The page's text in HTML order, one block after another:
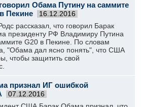
Обама Путину на саммите
Пекине
16.12.2016
рассказал, что говорил Барак
президенту РФ Владимиру Путина
G20 в Пекине. По словам
"Обама дал ясно понять", что США
чтобы защитить свой
признал ИГ ошибкой
07.12.2016